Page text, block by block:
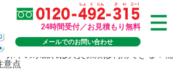
24時間受付／お見積もり無料
メールでのお問い合わせ
>
意点